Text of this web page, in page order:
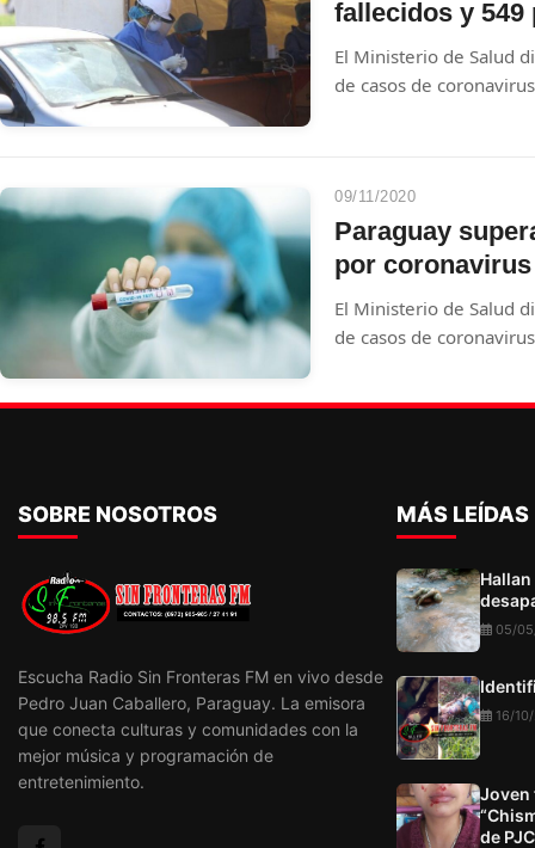
fallecidos y 549
El Ministerio de Salud
de casos de
09/11/2020
Paraguay
por coronavirus
El Ministerio de Salud
de casos de
SOBRE NOSOTROS
Escucha Radio Sin Fronteras FM en vivo desde
Pedro Juan Caballero, Paraguay. La emisora
que conecta culturas y comunidades con la
mejor música y programación de
entretenimiento.
MÁS LEÍDAS
05/
16/
Joven
de PJC